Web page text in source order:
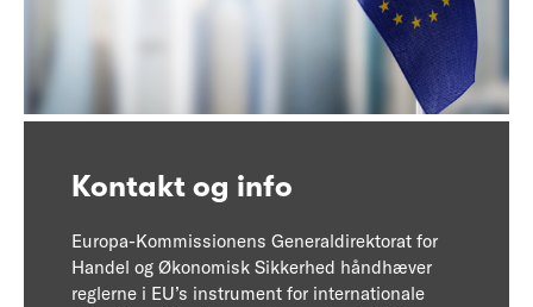
Kontakt og info
Europa-Kommissionens Generaldirektorat for
Handel og Økonomisk Sikkerhed håndhæver
reglerne i EU’s instrument for internationale